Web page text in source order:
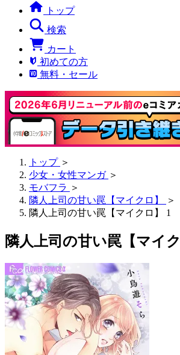
トップ
検索
カート
初めての方
無料・セール
トップ ＞
少女・女性マンガ ＞
モバフラ ＞
隣人上司の甘い罠【マイクロ】
＞
隣人上司の甘い罠【マイクロ】 1
隣人上司の甘い罠【マイ